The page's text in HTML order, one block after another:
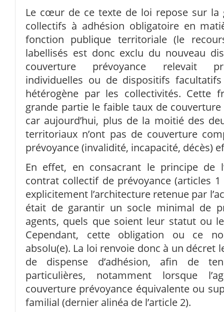
Le cœur de ce texte de loi repose sur la
collectifs à adhésion obligatoire en
fonction publique territoriale (le
labellisés est donc exclu du nouveau
couverture prévoyance relevait
individuelles ou de dispositifs
hétérogène par les collectivités. Cette
grande partie le faible taux de
car aujourd’hui, plus de la moitié des
territoriaux n’ont pas de couverture
prévoyance (invalidité, incapacité, décès)
En effet, en consacrant le principe de
contrat collectif de prévoyance (articles
explicitement l’architecture retenue par
était de garantir un socle minimal de
agents, quels que soient leur statut ou
Cependant, cette obligation ou ce
absolu(e). La loi renvoie donc à un décret
de dispense d’adhésion, afin de
particulières, notamment lorsque
couverture prévoyance équivalente ou
familial (dernier alinéa de l’article 2).